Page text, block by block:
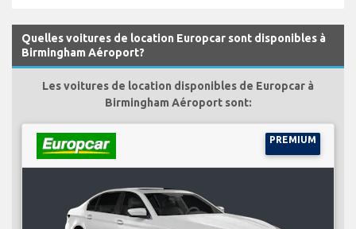
Quelles voitures de location Europcar sont disponibles à
Birmingham Aéroport?
Les voitures de location disponibles de Europcar à
Birmingham Aéroport sont:
PREMIUM